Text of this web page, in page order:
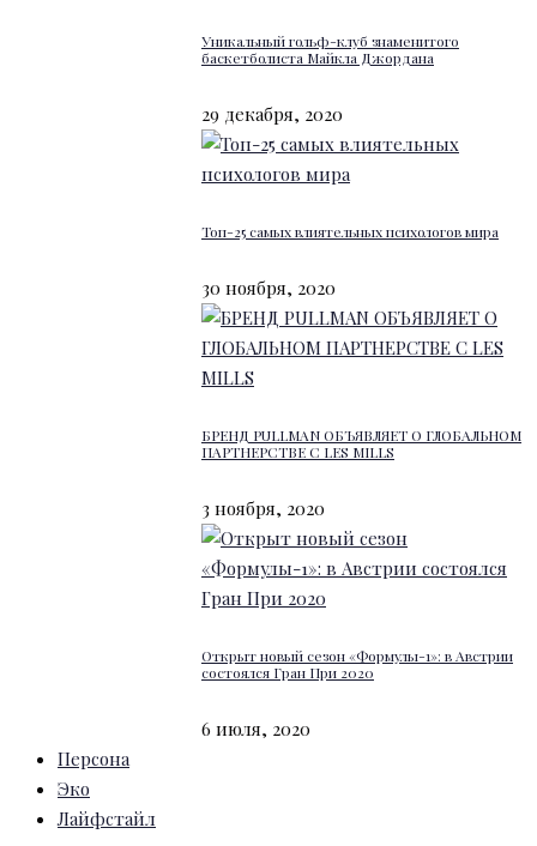
Уникальный гольф-клуб знаменитого
баскетболиста Майкла Джордана
29 декабря, 2020
Топ-25 самых влиятельных психологов мира
30 ноября, 2020
БРЕНД PULLMAN ОБЪЯВЛЯЕТ О ГЛОБАЛЬНОМ
ПАРТНЕРСТВЕ С LES MILLS
3 ноября, 2020
Открыт новый сезон «Формулы-1»: в Австрии
состоялся Гран При 2020
6 июля, 2020
Персона
Эко
Лайфстайл